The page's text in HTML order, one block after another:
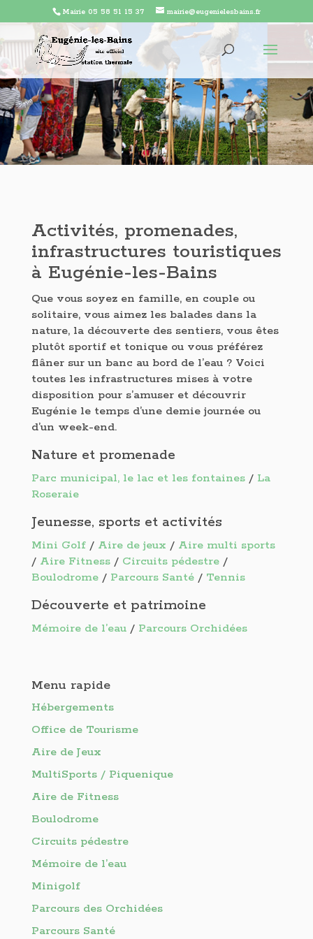
Mairie 05 58 51 15 37 mairie@eugenielesbains.fr
Activités, promenades,
infrastructures touristiques
à Eugénie-les-Bains
Que vous soyez en famille, en couple ou
solitaire, vous aimez les balades dans la
nature, la découverte des sentiers, vous êtes
plutôt sportif et tonique ou vous préférez
flâner sur un banc au bord de l’eau ? Voici
toutes les infrastructures mises à votre
disposition pour s’amuser et découvrir
Eugénie le temps d’une demie journée ou
d’un week-end.
Nature et promenade
Parc municipal, le lac et les fontaines/ La
Roseraie
Jeunesse, sports et activités
Mini Golf/Aire de jeux / Aire multi sports
/ Aire Fitness/ Circuits pédestre/
Boulodrome/Parcours Santé/ Tennis
Découverte et patrimoine
Mémoire de l’eau/ Parcours Orchidées
Menu rapide
Hébergements
Office de Tourisme
Aire de Jeux
MultiSports / Piquenique
Aire de Fitness
Boulodrome
Circuits pédestre
Mémoire de l’eau
Minigolf
Parcours des Orchidées
Parcours Santé